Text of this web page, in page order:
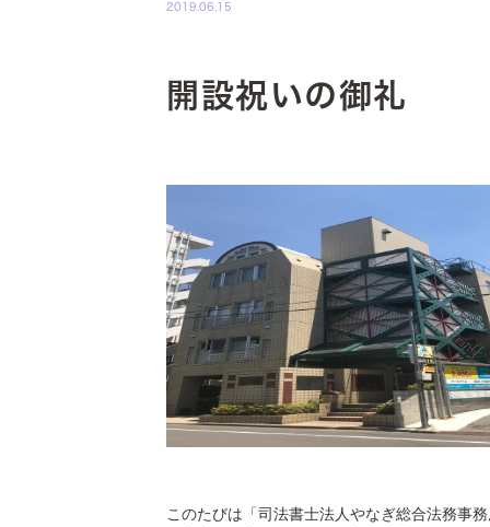
2019.06.15
開設祝いの御礼
このたびは「司法書士法人やなぎ総合法務事